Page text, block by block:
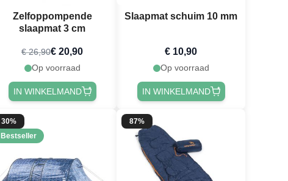
Zelfoppompende
slaapmat 3 cm
€ 26,90€ 20,90
Op voorraad
IN WINKELMAND
Slaapmat schuim 10 mm
€ 10,90
Op voorraad
IN WINKELMAND
30%
Bestseller
87%